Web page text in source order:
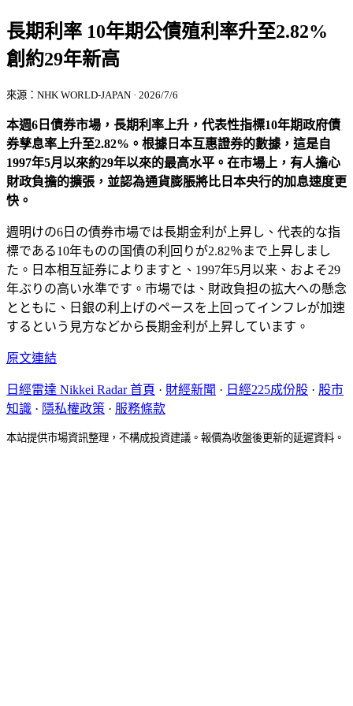
長期利率 10年期公債殖利率升至2.82%
創約29年新高
來源：NHK WORLD-JAPAN · 2026/7/6
本週6日債券市場，長期利率上升，代表性指標10年期政府債
券孳息率上升至2.82%。根據日本互惠證券的數據，這是自
1997年5月以來約29年以來的最高水平。在市場上，有人擔心
財政負擔的擴張，並認為通貨膨脹將比日本央行的加息速度更
快。
週明けの6日の債券市場では長期金利が上昇し、代表的な指
標である10年ものの国債の利回りが2.82％まで上昇しまし
た。日本相互証券によりますと、1997年5月以来、およそ29
年ぶりの高い水準です。市場では、財政負担の拡大への懸念
とともに、日銀の利上げのペースを上回ってインフレが加速
するという見方などから長期金利が上昇しています。
原文連結
日經雷達 Nikkei Radar 首頁 · 財經新聞 · 日經225成份股 · 股市
知識 · 隱私權政策 · 服務條款
本站提供市場資訊整理，不構成投資建議。報價為收盤後更新的延遲資料。